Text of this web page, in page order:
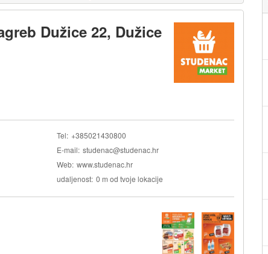
Dužice 22, Dužice
Tel +385021430800
E-mail studenac@studenac.hr
Web www.studenac.hr
udaljenost 0 m od tvoje lokacije